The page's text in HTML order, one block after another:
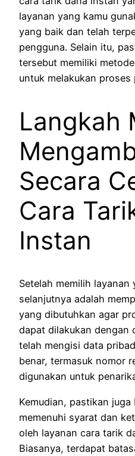
layanan yang kamu
yang baik dan telah
pengguna. Selain itu,
tersebut memiliki
untuk melakukan proses
Langkah
Secara
Cara
Instan
Setelah memilih
selanjutnya adalah
yang dibutuhkan agar
dapat dilakukan dengan
telah mengisi data
benar, termasuk nomor
digunakan untuk
Kemudian, pastikan juga
memenuhi syarat dan
oleh layanan cara tarik
Biasanya, terdapat